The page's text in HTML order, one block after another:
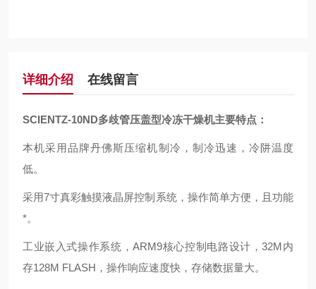
详细介绍 在线留言
SCIENTZ-10ND多歧管压盖型冷冻干燥机主要特点：
本机采用品牌丹佛斯压缩机制冷，制冷迅速，冷阱温度
低。
采用7寸真彩触摸液晶屏控制系统，操作简单方便，且功能
*。
工业嵌入式操作系统，ARM9核心控制电路设计，32M内
存128M FLASH，操作响应速度快，存储数据量大。